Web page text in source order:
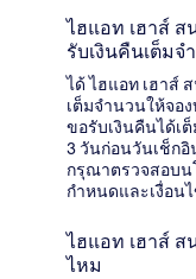
ไฮแอท เฮาส์ ส
รับเงินคืนเต็มจ
ได้ ไฮแอท เฮาส์
เต็มจำนวนให้จอ
ขอรับเงินคืนได้เ
3 วันก่อนวันเช็ก
กรุณาตรวจสอบน
กำหนดและเงื่อน
ไฮแอท เฮาส์ ส
ไหม